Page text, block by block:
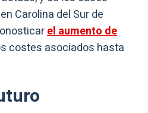
Carolina del Sur de
el aumento de
costes asociados hasta